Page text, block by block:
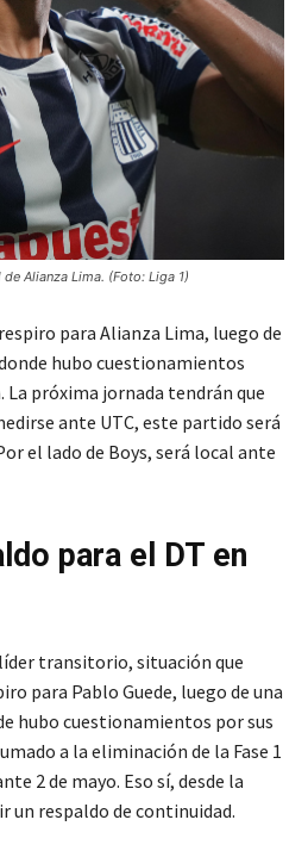
Alianza Lima. (Foto: Liga 1)
para Alianza Lima, luego de
hubo cuestionamientos
La próxima jornada tendrán que
ante UTC, este partido será
el lado de Boys, será local ante
para el DT en
transitorio, situación que
para Pablo Guede, luego de una
hubo cuestionamientos por sus
a la eliminación de la Fase 1
2 de mayo. Eso sí, desde la
un respaldo de continuidad.